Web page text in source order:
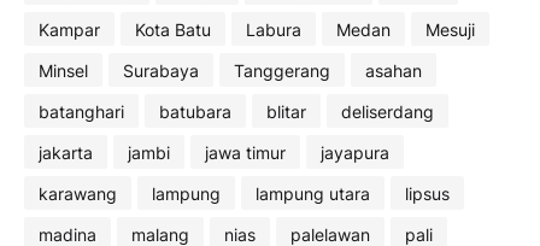
Kampar
Kota Batu Labura Medan
Mesuji
Minsel
Surabaya Tanggerang
asahan
batanghari
batubara blitar
deliserdang
jakarta
jambi jawa timur
jayapura
karawang
lampung lampung utara
lipsus
madina
malang nias palelawan
pali